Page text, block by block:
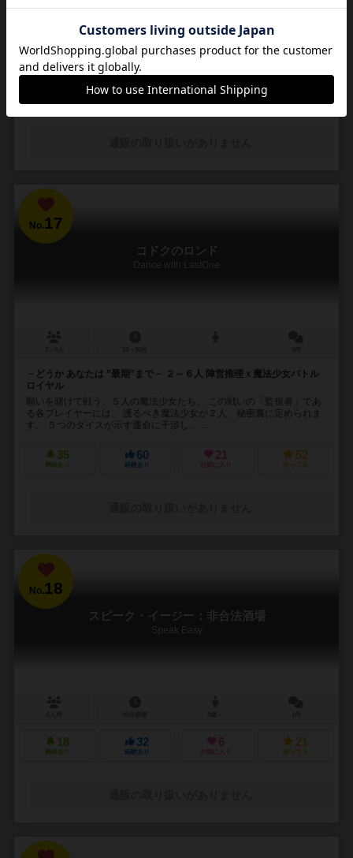
2人用 30～90分
17 4
No.17
コドクのロンド
Dance with LastOne
－どうか あなたは ”最期”まで－ ２～６人 陣営推理ｘ魔法少女バトル
ロイヤル
願いを賭けて戦う、５人の魔法少女たち。 この戦いの「監視者」であ
る各プレイヤーには、 護るべき魔法少女が２人、秘密裏に定められま
す。 ５つのダイスが示す運命に干渉し、 ...
35
興味あり
60
経験あり
21
お気に入り
52
持ってる
No.18
スピーク・イージー：非合法酒場
Speak Easy
18
興味あり
32
経験あり
6
お気に入り
21
持ってる